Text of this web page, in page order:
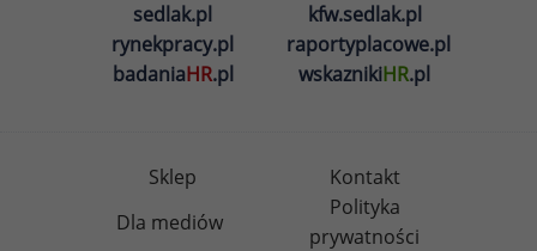
sedlak.pl
kfw.sedlak.pl
rynekpracy.pl
raportyplacowe.pl
badaniaHR.pl wskaznikiHR.pl
Sklep
Kontakt
Dla mediów
Polityka
prywatności